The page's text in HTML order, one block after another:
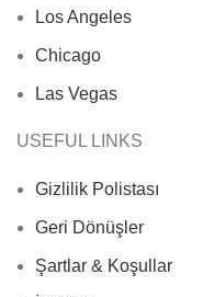
Los Angeles
Chicago
Las Vegas
USEFUL LINKS
Gizlilik Polistası
Geri Dönüşler
Şartlar & Koşullar